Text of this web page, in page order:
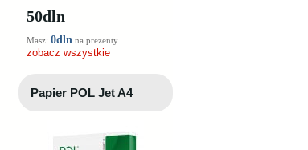
50dln
Masz: 0dln na prezenty
zobacz wszystkie
Papier POL Jet A4